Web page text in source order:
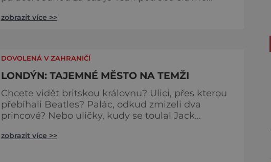
srpna roku 2015 loňského roku prošel slavný Big
kbelíky s mýdlovou vodou, po několik dní
zobrazit více >>
DOVOLENÁ V ZAHRANIČÍ
LONDÝN: TAJEMNÉ MĚSTO NA TEMŽI
Chcete vidět britskou královnu? Ulici, přes kterou
přebíhali Beatles? Palác, odkud zmizeli dva
princové? Nebo uličky, kudy se toulal Jack
stihnout? Kouzelný Londýn vám určitě učaruje.
zobrazit více >>